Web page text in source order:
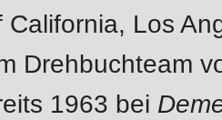
California, Los
Drehbuchteam
1963 bei